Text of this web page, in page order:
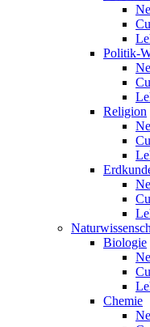
Politik-
Religion
Biologie
Chemie